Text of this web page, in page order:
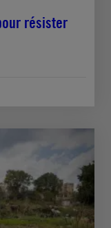
résister